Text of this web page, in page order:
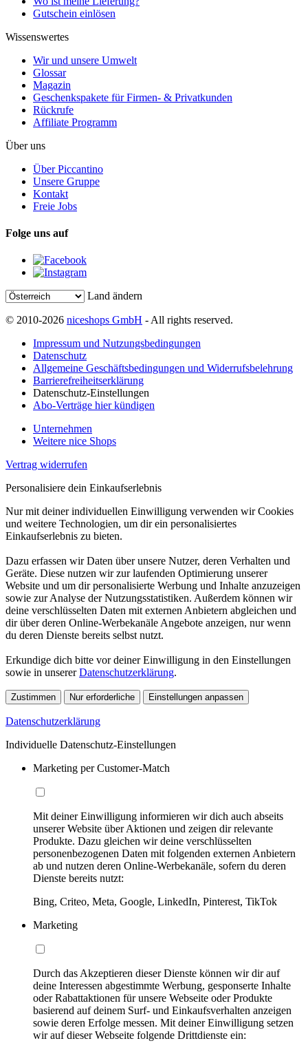
Gutschein einlösen
Wissenswertes
Wir und unsere Umwelt
Glossar
Magazin
Geschenkspakete für Firmen- & Privatkunden
Rückrufe
Affiliate Programm
Über uns
Über Piccantino
Unsere Gruppe
Kontakt
Freie Jobs
Folge uns auf
Land ändern
© 2010-2026 niceshops GmbH - All rights reserved.
Impressum und Nutzungsbedingungen
Datenschutz
Allgemeine Geschäftsbedingungen und Widerrufsbelehrung
Barrierefreiheitserklärung
Datenschutz-Einstellungen
Abo-Verträge hier kündigen
Unternehmen
Weitere nice Shops
Vertrag widerrufen
Personalisiere dein Einkaufserlebnis
Nur mit deiner individuellen Einwilligung verwenden wir Cookies
und weitere Technologien, um dir ein personalisiertes
Einkaufserlebnis zu bieten.
Dazu erfassen wir Daten über unsere Nutzer, deren Verhalten und
Geräte. Diese nutzen wir zur laufenden Optimierung unserer
Website und um dir personalisierte Werbung und Inhalte anzuzeigen
sowie zur Analyse der Nutzungsstatistiken. Außerdem können wir
deine verschlüsselten Daten mit externen Anbietern abgleichen und
dir über deren Online-Werbekanäle Angebote anzeigen, nur wenn
du deren Dienste bereits selbst nutzt.
Erkundige dich bitte vor deiner Einwilligung in den Einstellungen
sowie in unsererDatenschutzerklärung.
Zustimmen Nur erforderliche Einstellungen anpassen
Datenschutzerklärung
Individuelle Datenschutz-Einstellungen
Marketing per Customer-Match
Mit deiner Einwilligung informieren wir dich auch abseits
unserer Website über Aktionen und zeigen dir relevante
Produkte. Dazu gleichen wir deine verschlüsselten
personenbezogenen Daten mit folgenden externen Anbietern
ab und nutzen deren Online-Werbekanäle, sofern du deren
Dienste bereits nutzt:
Bing, Criteo, Meta, Google, LinkedIn, Pinterest, TikTok
Marketing
Durch das Akzeptieren dieser Dienste können wir dir auf
deine Interessen abgestimmte Werbung, gesponserte Inhalte
oder Rabattaktionen für unsere Webseite oder Produkte
basierend auf deinem Surf- und Einkaufsverhalten anzeigen
sowie deren Erfolge messen. Mit deiner Einwilligung setzen
wir auf dieser Webseite folgende Drittdienste ein: